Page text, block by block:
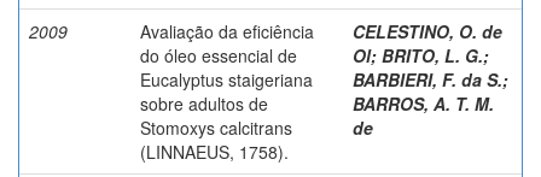
2009
Avaliação da eficiência
do óleo essencial de
Eucalyptus staigeriana
sobre adultos de
Stomoxys calcitrans
(LINNAEUS, 1758).
CELESTINO, O. de
Ol; BRITO, L. G.;
BARBIERI, F. da S.;
BARROS, A. T. M.
de